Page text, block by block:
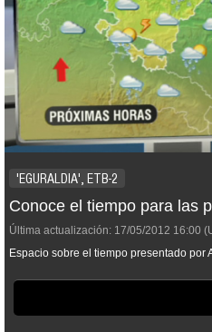
'EGURALDIA', ETB-2
Conoce el tiempo para las
Última actualización: 17/05/2012 16:00
Espacio sobre el tiempo presentado por